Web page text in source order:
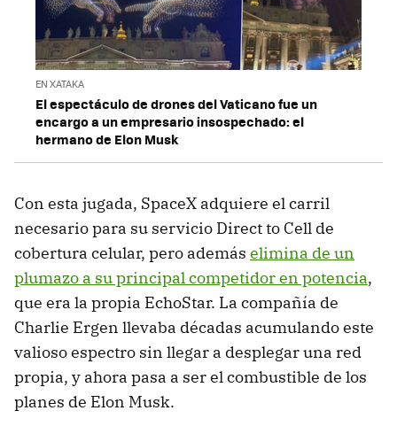
EN XATAKA
El espectáculo de drones del Vaticano fue un
encargo a un empresario insospechado: el
hermano de Elon Musk
Con esta jugada, SpaceX adquiere el carril
necesario para su servicio Direct to Cell de
cobertura celular, pero además elimina de un
plumazo a su principal competidor en potencia,
que era la propia EchoStar. La compañía de
Charlie Ergen llevaba décadas acumulando este
valioso espectro sin llegar a desplegar una red
propia, y ahora pasa a ser el combustible de los
planes de Elon Musk.